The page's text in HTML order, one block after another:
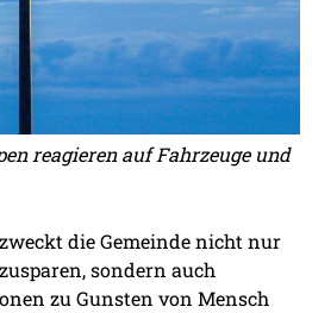
reagieren auf Fahrzeuge und
die Gemeinde nicht nur
sondern auch
zu Gunsten von Mensch